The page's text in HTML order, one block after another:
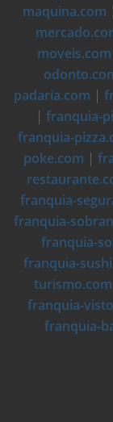
maquina.com
moveis.com
padaria.com |
| franquia-
franquia-
poke.com |
franquia-
franquia-
franquia-
franquia-
turismo.com
franquia-
franquia-